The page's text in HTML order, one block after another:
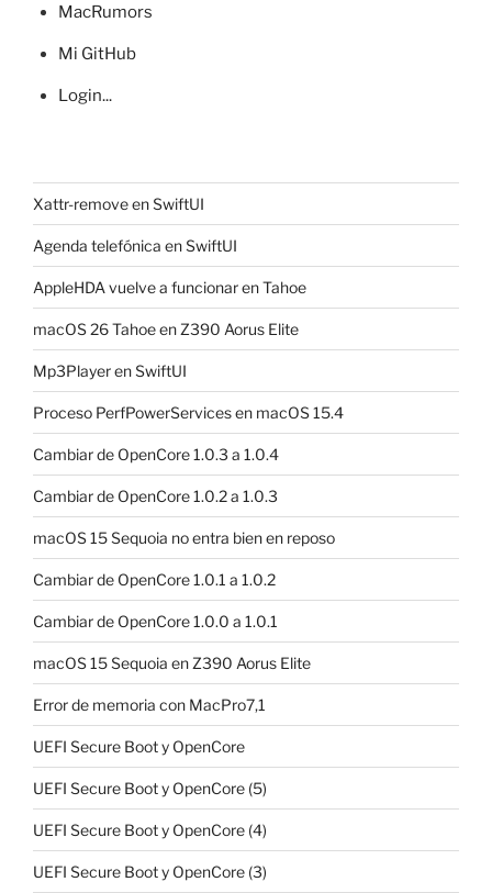
MacRumors
Mi GitHub
Login...
Xattr-remove en SwiftUI
Agenda telefónica en SwiftUI
AppleHDA vuelve a funcionar en Tahoe
macOS 26 Tahoe en Z390 Aorus Elite
Mp3Player en SwiftUI
Proceso PerfPowerServices en macOS 15.4
Cambiar de OpenCore 1.0.3 a 1.0.4
Cambiar de OpenCore 1.0.2 a 1.0.3
macOS 15 Sequoia no entra bien en reposo
Cambiar de OpenCore 1.0.1 a 1.0.2
Cambiar de OpenCore 1.0.0 a 1.0.1
macOS 15 Sequoia en Z390 Aorus Elite
Error de memoria con MacPro7,1
UEFI Secure Boot y OpenCore
UEFI Secure Boot y OpenCore (5)
UEFI Secure Boot y OpenCore (4)
UEFI Secure Boot y OpenCore (3)